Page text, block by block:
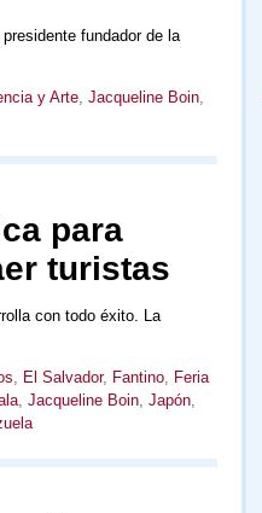
fundador de la
y Arte, Jacqueline Boin,
para
turistas
con todo éxito. La
, El Salvador, Fantino, Feria
, Jacqueline Boin, Japón,